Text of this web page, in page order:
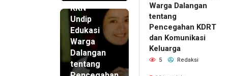
KKN
Undip
Edukasi
Warga
Dalangan
tentang
Warga Dalangan
tentang
Pencegahan KDRT
dan Komunikasi
Keluarga
5 Redaksi